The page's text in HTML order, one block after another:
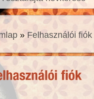
» Felhasználói fiók